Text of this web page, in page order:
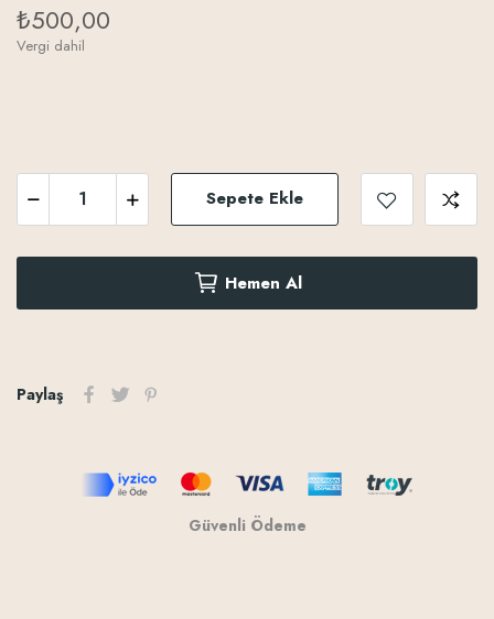
₺500,00
Vergi dahil
Sepete Ekle
Hemen Al
Paylaş
Güvenli Ödeme